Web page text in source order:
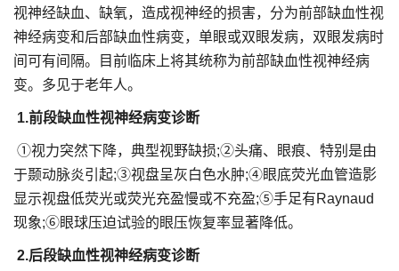
视神经缺血、缺氧，造成视神经的损害，分为前部缺血性视
神经病变和后部缺血性病变，单眼或双眼发病，双眼发病时
间可有间隔。目前临床上将其统称为前部缺血性视神经病
变。多见于老年人。
1.前段缺血性视神经病变诊断
①视力突然下降，典型视野缺损;②头痛、眼痕、特别是由
于颞动脉炎引起;③视盘呈灰白色水肿;④眼底荧光血管造影
显示视盘低荧光或荧光充盈慢或不充盈;⑤手足有Raynaud
现象;⑥眼球压迫试验的眼压恢复率显著降低。
2.后段缺血性视神经病变诊断